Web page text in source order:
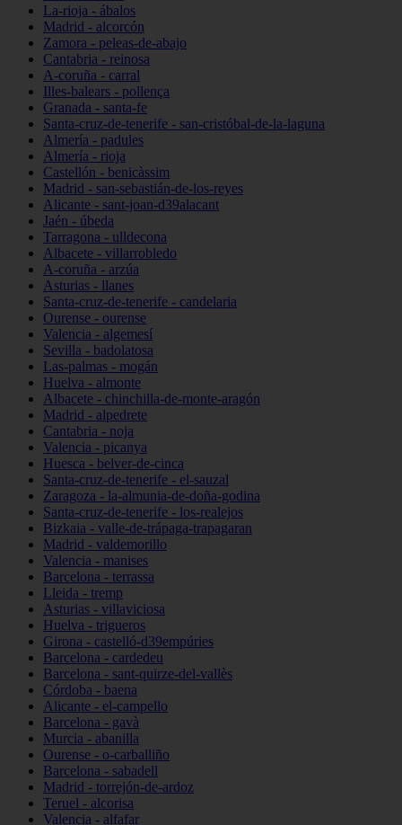
La-rioja - ábalos
Madrid - alcorcón
Zamora - peleas-de-abajo
Cantabria - reinosa
A-coruña - carral
Illes-balears - pollença
Granada - santa-fe
Santa-cruz-de-tenerife - san-cristóbal-de-la-laguna
Almería - padules
Almería - rioja
Castellón - benicàssim
Madrid - san-sebastián-de-los-reyes
Alicante - sant-joan-d39alacant
Jaén - úbeda
Tarragona - ulldecona
Albacete - villarrobledo
A-coruña - arzúa
Asturias - llanes
Santa-cruz-de-tenerife - candelaria
Ourense - ourense
Valencia - algemesí
Sevilla - badolatosa
Las-palmas - mogán
Huelva - almonte
Albacete - chinchilla-de-monte-aragón
Madrid - alpedrete
Cantabria - noja
Valencia - picanya
Huesca - belver-de-cinca
Santa-cruz-de-tenerife - el-sauzal
Zaragoza - la-almunia-de-doña-godina
Santa-cruz-de-tenerife - los-realejos
Bizkaia - valle-de-trápaga-trapagaran
Madrid - valdemorillo
Valencia - manises
Barcelona - terrassa
Lleida - tremp
Asturias - villaviciosa
Huelva - trigueros
Girona - castelló-d39empúries
Barcelona - cardedeu
Barcelona - sant-quirze-del-vallès
Córdoba - baena
Alicante - el-campello
Barcelona - gavà
Murcia - abanilla
Ourense - o-carballiño
Barcelona - sabadell
Madrid - torrejón-de-ardoz
Teruel - alcorisa
Valencia - alfafar